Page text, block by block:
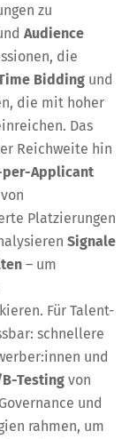
zu
Audience
die
Bidding und
die mit hoher
Das
Reichweite hin
per-Applicant
Platzierungen
Signale
– um
Für Talent-
schnellere
und
Testing von
und
rahmen, um